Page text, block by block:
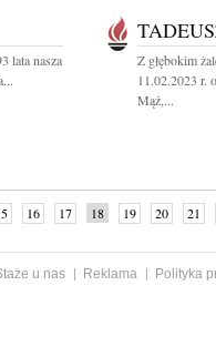
lata nasza
Z głębokim
11.02.2023 r.
Mąż,...
16 17 18 19 20
21
u nas Reklama
Polityka